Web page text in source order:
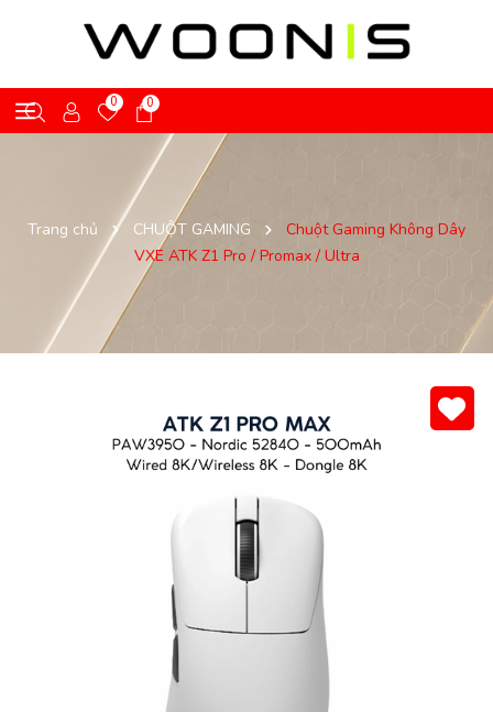
0 0
Trang chủ CHUỘT GAMING
Chuột Gaming Không Dây
VXE ATK Z1 Pro / Promax / Ultra